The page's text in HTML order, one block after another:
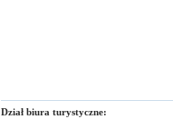
Dział biura turystyczne: